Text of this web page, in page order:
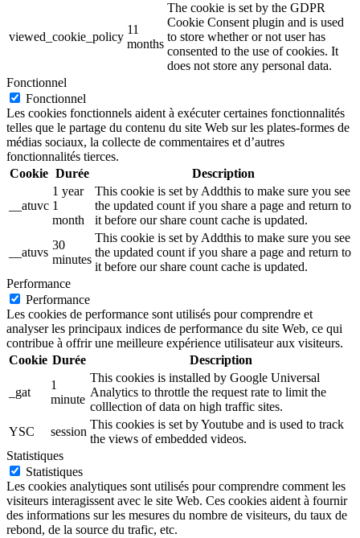
viewed_cookie_policy
11
months
The cookie is set by the GDPR
Cookie Consent plugin and is used
to store whether or not user has
consented to the use of cookies. It
does not store any personal data.
Fonctionnel
Fonctionnel
Les cookies fonctionnels aident à exécuter certaines fonctionnalités
telles que le partage du contenu du site Web sur les plates-formes de
médias sociaux, la collecte de commentaires et d’autres
fonctionnalités tierces.
Cookie Durée Description
__atuvc
1 year
1
month
This cookie is set by Addthis to make sure you see
the updated count if you share a page and return to
it before our share count cache is updated.
__atuvs
30
minutes
This cookie is set by Addthis to make sure you see
the updated count if you share a page and return to
it before our share count cache is updated.
Performance
Performance
Les cookies de performance sont utilisés pour comprendre et
analyser les principaux indices de performance du site Web, ce qui
contribue à offrir une meilleure expérience utilisateur aux visiteurs.
Cookie Durée Description
_gat
1
minute
This cookies is installed by Google Universal
Analytics to throttle the request rate to limit the
colllection of data on high traffic sites.
YSC
session
This cookies is set by Youtube and is used to track
the views of embedded videos.
Statistiques
Statistiques
Les cookies analytiques sont utilisés pour comprendre comment les
visiteurs interagissent avec le site Web. Ces cookies aident à fournir
des informations sur les mesures du nombre de visiteurs, du taux de
rebond, de la source du trafic, etc.